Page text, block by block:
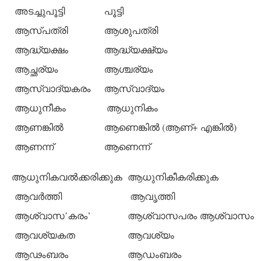
അടച്ചുപൂട്ടി
പൂട്ടി
ആസ്പത്രി
ആശുപത്രി
ആദ്ധ്യക്ഷം
ആദ്ധ്യക്ഷ്യം
ആച്ഛര്യം
ആശ്ചര്യം
ആസ്വാദ്യകരം
ആസ്വാദ്യം
ആധുനീകം
ആധുനികം
ആണങ്കില്‍
ആണെങ്കില്‍ (ആണ്+ എങ്കില്‍)
ആണന്ന്
ആണെന്ന്
ആധുനികവല്‍ക്കരിക്കുക ആധുനികീകരിക്കുക
ആവര്‍ത്തി
ആവൃത്തി
ആശ്വാസ’കരം’
ആശ്വാസപരം ആശ്വാസം
ആവശ്യകത
ആവശ്യം
ആഢംബരം
ആഡംബരം